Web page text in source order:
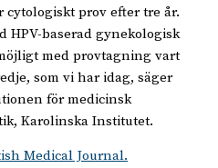
cytologiskt prov efter tre år.
HPV-baserad gynekologisk
med provtagning vart
som vi har idag, säger
för medicinsk
Karolinska Institutet.
Medical Journal.